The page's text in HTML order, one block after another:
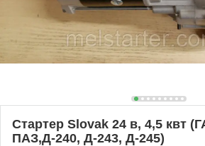
Стартер Slovak 24 в, 4,5 квт
ПАЗ,Д-240, Д-243, Д-245)